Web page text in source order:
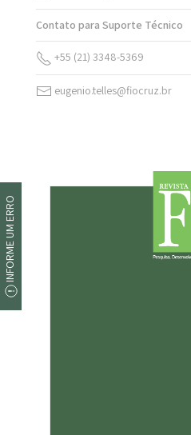
Contato para Suporte Técnico
+55 (21) 3348-5369
eugenio.telles@fiocruz.br
INFORME UM ERRO